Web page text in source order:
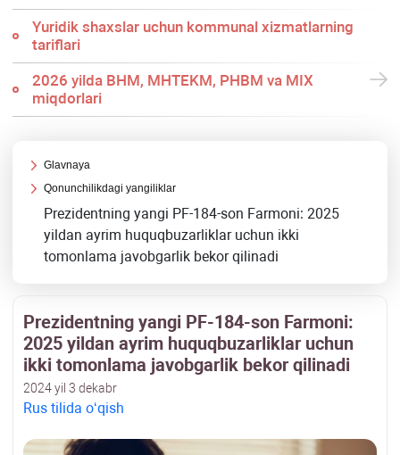
Yuridik shaхslar uchun kommunal хizmatlarning
tariflari
2026 yilda BHM, MHTEKM, PHBM va MIX
miqdorlari
Glavnaya
Qonunchilikdagi yangiliklar
Prezidentning yangi PF-184-son Farmoni: 2025
yildan ayrim huquqbuzarliklar uchun ikki
tomonlama javobgarlik bekor qilinadi
Prezidentning yangi PF-184-son Farmoni:
2025 yildan ayrim huquqbuzarliklar uchun
ikki tomonlama javobgarlik bekor qilinadi
2024 yil 3 dekabr
Rus tilida oʻqish